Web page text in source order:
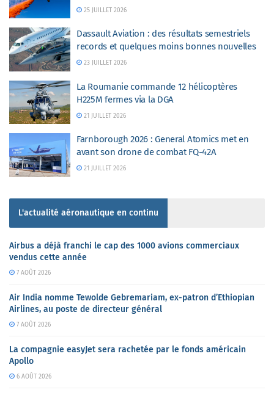
25 JUILLET 2026
Dassault Aviation : des résultats semestriels
records et quelques moins bonnes nouvelles
23 JUILLET 2026
La Roumanie commande 12 hélicoptères
H225M fermes via la DGA
21 JUILLET 2026
Farnborough 2026 : General Atomics met en
avant son drone de combat FQ-42A
21 JUILLET 2026
L'actualité aéronautique en continu
Airbus a déjà franchi le cap des 1000 avions commerciaux
vendus cette année
7 AOÛT 2026
Air India nomme Tewolde Gebremariam, ex-patron d’Ethiopian
Airlines, au poste de directeur général
7 AOÛT 2026
La compagnie easyJet sera rachetée par le fonds américain
Apollo
6 AOÛT 2026